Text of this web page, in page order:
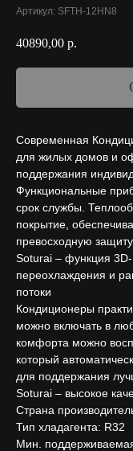
Артикул: SFTH-12HN8
40890,00 р.
Современная
для жилых домов и
поддержания
Функциональные
срок службы.
покрытие,
превосходную
Soturai – функция
переохлаждения и
потоки
Кондиционеры
можно включать в
комфорта можно
который
для поддержания
Soturai – высокое
Страна
Тип хладагента: R32
Мин.